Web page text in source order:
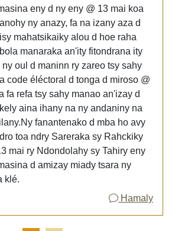
eny d ny eny @ 13 mai koa
ny anazy, fa na izany aza d
mahatsikaiky alou d hoe raha
manaraka an'ity fitondrana ity
ny oul d maninn ry zareo tsy sahy
code éléctoral d tonga d miroso @
fa refa tsy sahy manao an'izay d
aina ihany na ny andaniny na
fanantenako d mba ho avy
toa ndry Sareraka sy Rahckiky
mai ry Ndondolahy sy Tahiry eny
d amizay miady tsara ny
klé.
Hamaly